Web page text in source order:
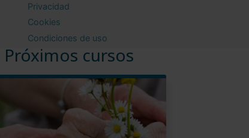
Próximos cursos
Privacidad
Cookies
Condiciones de uso